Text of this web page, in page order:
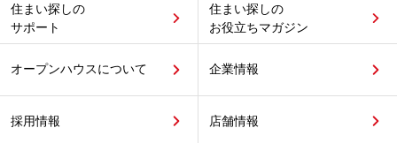
住まい探しの
サポート
住まい探しの
お役立ちマガジン
オープンハウスについて 企業情報
採用情報 店舗情報